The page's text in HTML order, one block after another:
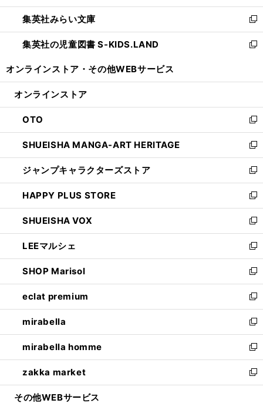
開
く
ウ
で
開
く
ン
ド
ウ
で
ウ
ィ
ン
ド
開
集英社みらい文庫
新
し
い
ン
ウ
で
開
く
集英社の児童図書 S-KIDS.LAND
新
ウ
ン
ド
ウ
で
開
く
オンラインストア・ その他WEBサービス
オンラインストア
OTO
新
し
い
ウ
ィ
ン
ド
ウ
で
開
く
SHUEISHA MANGA-ART HERITAGE
新
し
い
ウ
ィ
ン
ド
ウ
で
開
く
ジャンプキャラクターズストア
新
し
い
ウ
ィ
ン
ド
ウ
で
開
く
HAPPY PLUS STORE
新
し
い
ウ
ィ
ン
ド
ウ
で
開
く
SHUEISHA VOX
新
し
い
ウ
ィ
ン
ド
ウ
で
開
く
LEEマルシェ
新
し
い
ウ
ィ
ン
ド
ウ
で
開
く
SHOP Marisol
新
し
い
ウ
ィ
ン
ド
ウ
で
開
eclat premium
新
し
い
ウ
ィ
ン
ド
ウ
mirabella
新
し
い
ウ
ィ
ン
mirabella homme
新
し
い
ウ
zakka market
新
し
その他WEBサービス